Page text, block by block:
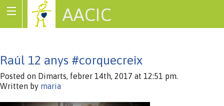
AACIC
Raúl 12 anys #corquecreix
Posted on Dimarts, febrer 14th, 2017 at 12:51 pm.
Written by maria